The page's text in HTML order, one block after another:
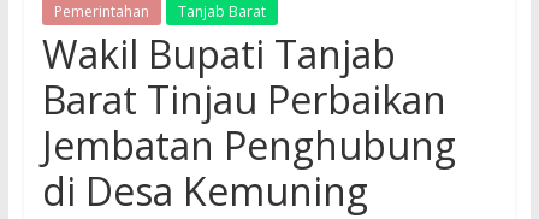
Pemerintahan Tanjab Barat
Wakil Bupati Tanjab
Barat Tinjau Perbaikan
Jembatan Penghubung
di Desa Kemuning